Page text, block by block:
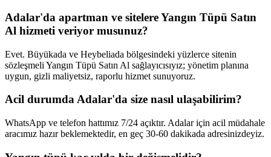
Adalar'da apartman ve sitelere Yangın Tüpü Satın
Al hizmeti veriyor musunuz?
Evet. Büyükada ve Heybeliada bölgesindeki yüzlerce sitenin
sözleşmeli Yangın Tüpü Satın Al sağlayıcısıyız; yönetim planına
uygun, gizli maliyetsiz, raporlu hizmet sunuyoruz.
Acil durumda Adalar'da size nasıl ulaşabilirim?
WhatsApp ve telefon hattımız 7/24 açıktır. Adalar için acil müdahale
aracımız hazır beklemektedir, en geç 30-60 dakikada adresinizdeyiz.